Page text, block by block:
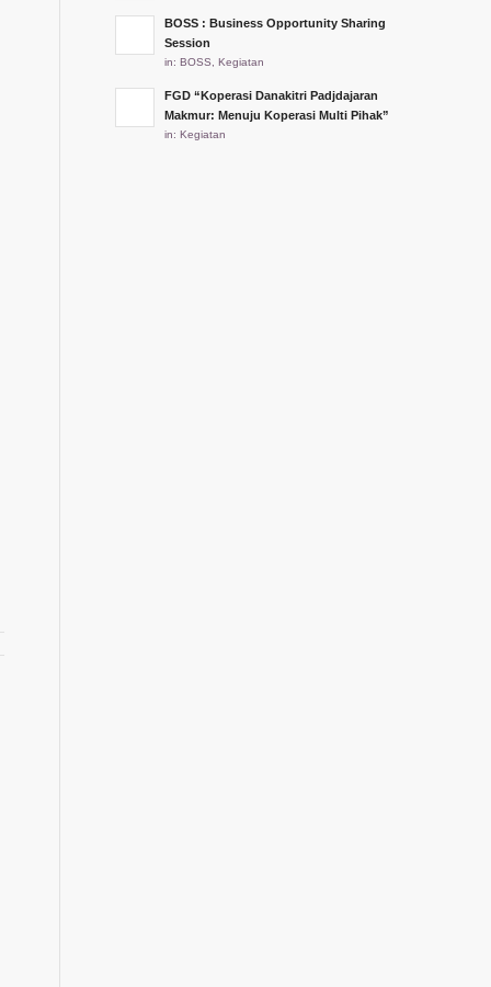
BOSS : Business Opportunity Sharing
Session
in:BOSS ,Kegiatan
FGD “Koperasi Danakitri Padjdajaran
Makmur: Menuju Koperasi Multi Pihak”
in:Kegiatan